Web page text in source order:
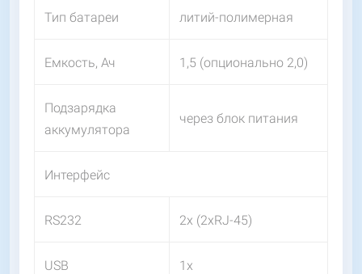
Тип батареи литий-полимерная
Емкость, Ач 1,5 (опционально 2,0)
Подзарядка
аккумулятора
через блок питания
Интерфейс
RS232 2х (2хRJ-45)
USB 1х